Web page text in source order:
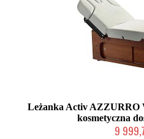
Leżanka Activ AZZURRO
kosmetyczna
9